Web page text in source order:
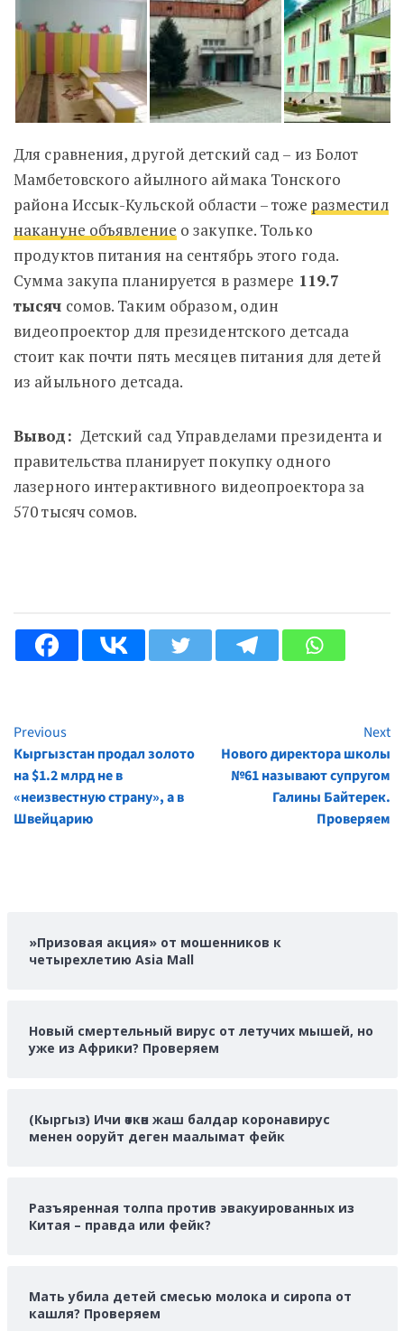
Для сравнения, другой детский сад – из Болот
Мамбетовского айылного аймака Тонского
района Иссык-Кульской области – тоже разместил
накануне объявление о закупке. Только
продуктов питания на сентябрь этого года.
Сумма закупа планируется в размере 119.7
тысяч сомов. Таким образом, один
видеопроектор для президентского детсада
стоит как почти пять месяцев питания для детей
из айыльного детсада.
Вывод: Детский сад Управделами президента и
правительства планирует покупку одного
лазерного интерактивного видеопроектора за
570 тысяч сомов.
Continue
Reading
Previous
Кыргызстан продал золото
на $1.2 млрд не в
«неизвестную страну», а в
Швейцарию
Next
Нового директора школы
№61 называют супругом
Галины Байтерек.
Проверяем
»Призовая акция» от мошенников к
четырехлетию Asia Mall
Новый смертельный вирус от летучих мышей, но
уже из Африки? Проверяем
(Кыргыз) Ичи өткөн жаш балдар коронавирус
менен ооруйт деген маалымат фейк
Разъяренная толпа против эвакуированных из
Китая – правда или фейк?
Мать убила детей смесью молока и сиропа от
кашля? Проверяем